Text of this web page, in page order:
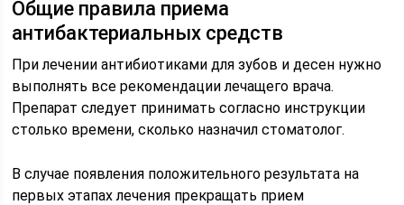
Общие правила приема
антибактериальных средств
При лечении антибиотиками для зубов и десен нужно
выполнять все рекомендации лечащего врача.
Препарат следует принимать согласно инструкции
столько времени, сколько назначил стоматолог.
В случае появления положительного результата на
первых этапах лечения прекращать прием